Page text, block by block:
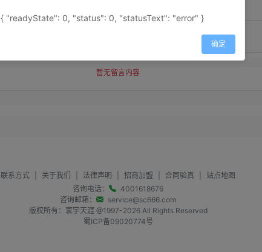
暂无留言内容
联系方式 关于我们 法律声明 招商加盟 合同验真
站点地图
咨询电话：
4001618676
咨询邮箱：
service@sc666.com
版权所有：寰宇天涯 @1997-2026All Rights Reserved
蜀ICP备09020774号
{ "readyState": 0, "status": 0, "statusText": "error" }
确定